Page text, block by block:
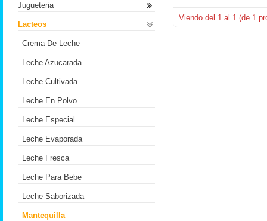
Viendo del 1 al 1 (de 1
Jugueteria
Lacteos
Crema De Leche
Leche Azucarada
Leche Cultivada
Leche En Polvo
Leche Especial
Leche Evaporada
Leche Fresca
Leche Para Bebe
Leche Saborizada
Mantequilla